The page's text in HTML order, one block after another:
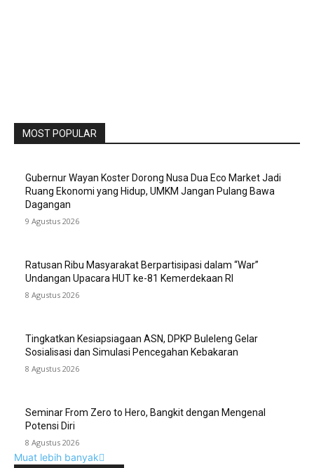
MOST POPULAR
Gubernur Wayan Koster Dorong Nusa Dua Eco Market Jadi
Ruang Ekonomi yang Hidup, UMKM Jangan Pulang Bawa
Dagangan
9 Agustus 2026
Ratusan Ribu Masyarakat Berpartisipasi dalam “War”
Undangan Upacara HUT ke-81 Kemerdekaan RI
8 Agustus 2026
Tingkatkan Kesiapsiagaan ASN, DPKP Buleleng Gelar
Sosialisasi dan Simulasi Pencegahan Kebakaran
8 Agustus 2026
Seminar From Zero to Hero, Bangkit dengan Mengenal
Potensi Diri
8 Agustus 2026
Muat lebih banyak